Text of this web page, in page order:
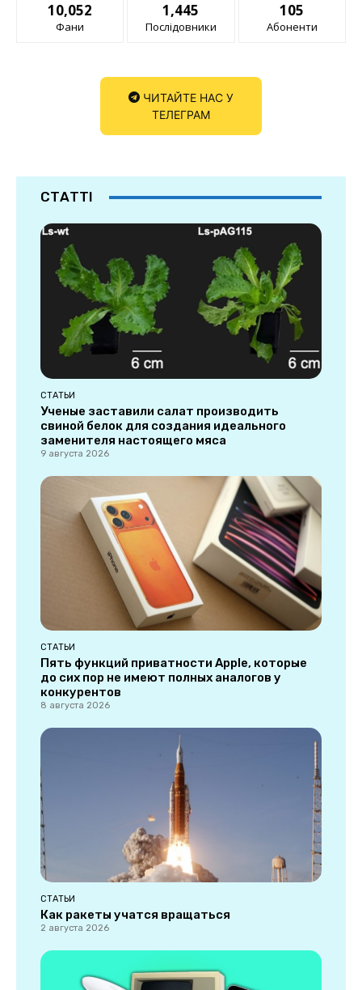
10,052
Фани
1,445
Послідовники
105
Абоненти
ЧИТАЙТЕ НАС У
ТЕЛЕГРАМ
СТАТТІ
СТАТЬИ
Ученые заставили салат производить
свиной белок для создания идеального
заменителя настоящего мяса
9 августа 2026
СТАТЬИ
Пять функций приватности Apple, которые
до сих пор не имеют полных аналогов у
конкурентов
8 августа 2026
СТАТЬИ
Как ракеты учатся вращаться
2 августа 2026